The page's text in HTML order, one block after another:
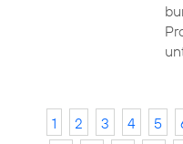
1 2 3 4 5